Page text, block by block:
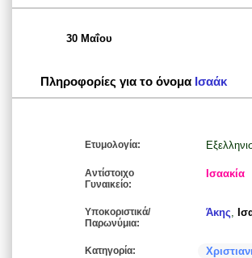
30 Μαΐου
Πληροφορίες για το όνομα Ισαάκ
Ετυμολογία:
Αντίστοιχο
Γυναικείο:
Ισαακία
Υποκοριστικά/
Παρωνύμια:
Άκης,
Κατηγορία: